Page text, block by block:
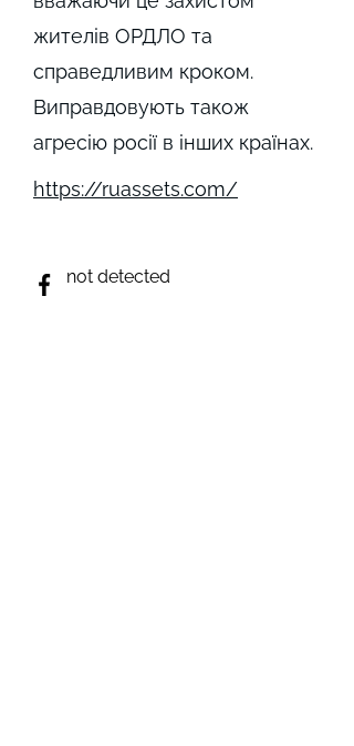
жителів ОРДЛО та
справедливим кроком.
Виправдовують також
агресію росії в інших країнах.
https://ruassets.com/
not detected